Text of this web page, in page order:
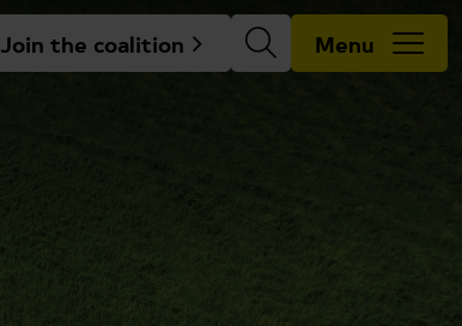
Join the coalition Menu